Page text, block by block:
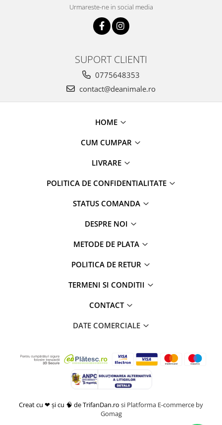
Urmareste-ne in social media
SUPORT CLIENTI
0775648353
contact@deanimale.ro
HOME
CUM CUMPAR
LIVRARE
POLITICA DE CONFIDENTIALITATE
STATUS COMANDA
DESPRE NOI
METODE DE PLATA
POLITICA DE RETUR
TERMENI SI CONDITII
CONTACT
DATE COMERCIALE
Creat cu ❤ și cu 🧠 de TrifanDan.ro si Platforma E-commerce by
Gomag